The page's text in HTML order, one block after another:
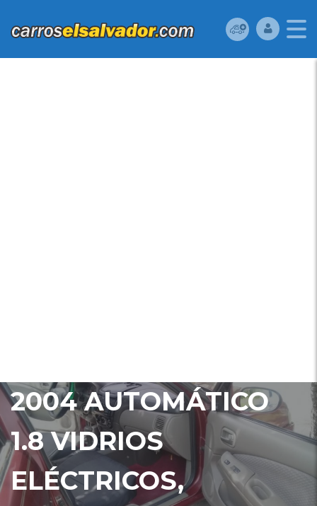
2004 AUTOMÁTICO
1.8 VIDRIOS
ELÉCTRICOS,